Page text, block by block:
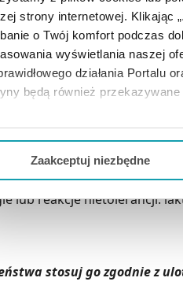
strony internetowej. Klikając „
o Twój komfort podczas
wyświetlania naszej
działania Portalu
będą również
chcesz dostosować swoją
danych, które nie są
Zaakceptuj niezbędne
, który nie posiada
się ulotki, ani informacji
lub reakcje nietolerancji:
stosuj go zgodnie z